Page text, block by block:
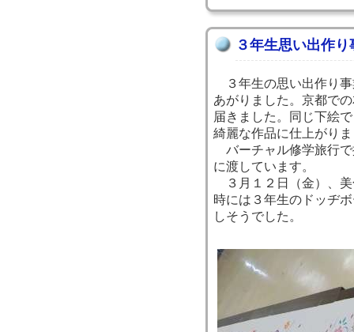
３年生思い出作り
３年生の思い出作り事
あがりました。京都で
届きました。同じ下絵
綺麗な作品に仕上がり
バーチャル修学旅行で
に渡しています。
３月１２日（金）、美
時には３年生のドッヂ
しそうでした。